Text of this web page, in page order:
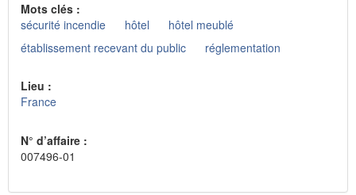
Mots clés :
sécurité incendie
hôtel
hôtel meublé
établissement recevant du public
réglementation
Lieu :
France
N° d’affaire :
007496-01